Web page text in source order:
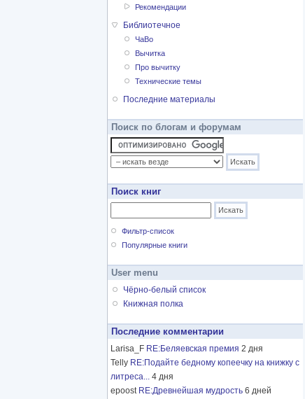
Рекомендации
Библиотечное
ЧаВо
Вычитка
Про вычитку
Технические темы
Последние материалы
Поиск по блогам и форумам
Поиск книг
Фильтр-список
Популярные книги
User menu
Чёрно-белый список
Книжная полка
Последние комментарии
Larisa_F RE:Беляевская премия 2 дня
Telly RE:Подайте бедному копеечку на книжку с
литреса... 4 дня
epoost RE:Древнейшая мудрость 6 дней